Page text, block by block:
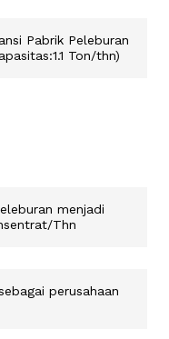
Pabrik Peleburan
Ton/thn)
menjadi
Thn
perusahaan